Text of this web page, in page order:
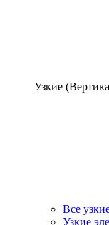
Узкие
Все
Узкие